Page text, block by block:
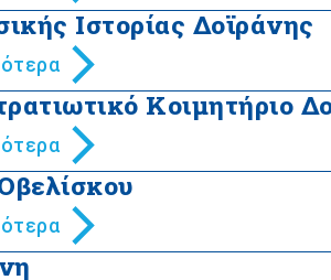
Ιστορίας Δοϊράνης
Κοιμητήριο